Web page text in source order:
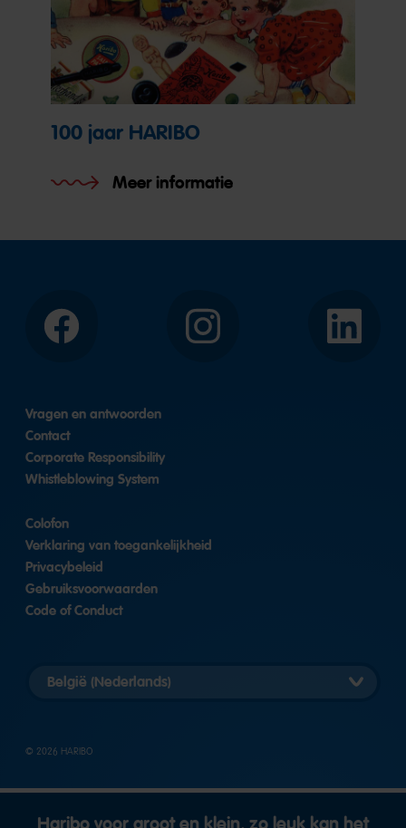
100 jaar HARIBO
Meer informatie
Facebook Instagram LinkedIn
Vragen en antwoorden
Contact
Corporate Responsibility
Whistleblowing System
Colofon
Verklaring van toegankelijkheid
Privacybeleid
Gebruiksvoorwaarden
Code of Conduct
selecteren
© 2026 HARIBO
Haribo voor groot en klein, zo leuk kan het